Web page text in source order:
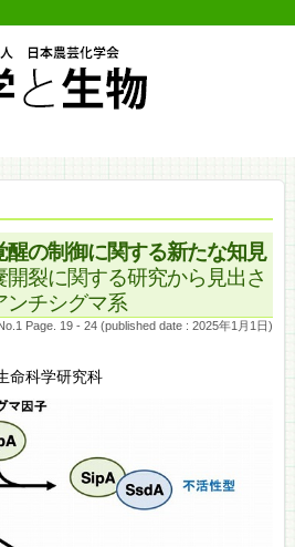
の制御に関する新たな知見
裂に関する研究から見出さ
ンチシグマ系
Page. 19 - 24 (published date : 2025年1月1日)
命科学研究科